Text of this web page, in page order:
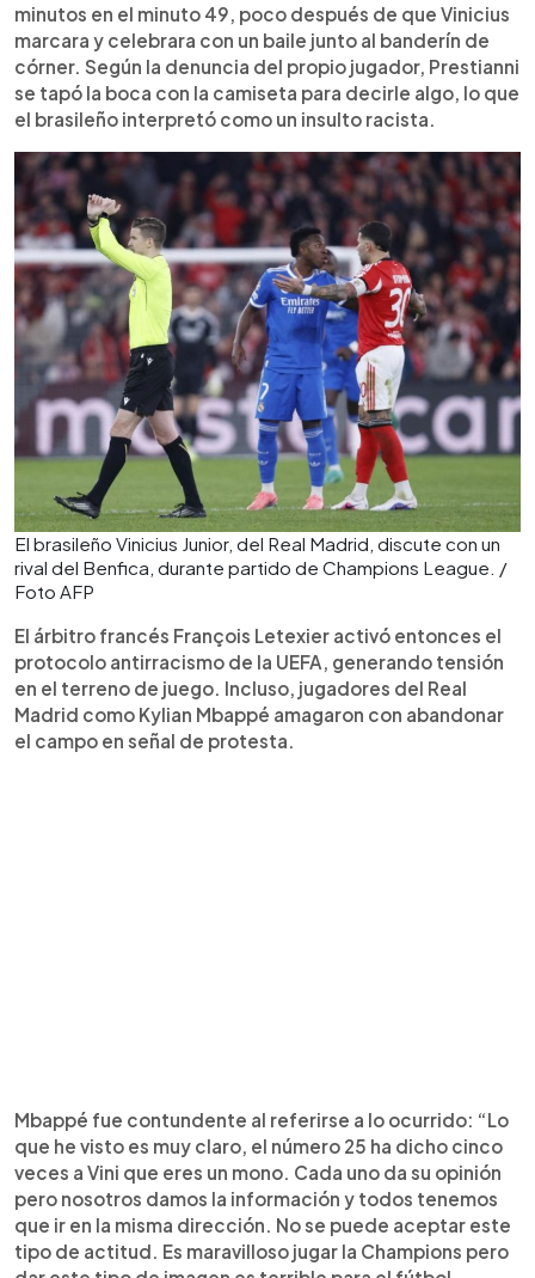
minutos en el minuto 49, poco después de que Vinicius
marcara y celebrara con un baile junto al banderín de
córner. Según la denuncia del propio jugador, Prestianni
se tapó la boca con la camiseta para decirle algo, lo que
el brasileño interpretó como un insulto racista.
El brasileño Vinicius Junior, del Real Madrid, discute con un
rival del Benfica, durante partido de Champions League. /
Foto AFP
El árbitro francés François Letexier activó entonces el
protocolo antirracismo de la UEFA, generando tensión
en el terreno de juego. Incluso, jugadores del Real
Madrid como Kylian Mbappé amagaron con abandonar
el campo en señal de protesta.
Mbappé fue contundente al referirse a lo ocurrido: “Lo
que he visto es muy claro, el número 25 ha dicho cinco
veces a Vini que eres un mono. Cada uno da su opinión
pero nosotros damos la información y todos tenemos
que ir en la misma dirección. No se puede aceptar este
tipo de actitud. Es maravilloso jugar la Champions pero